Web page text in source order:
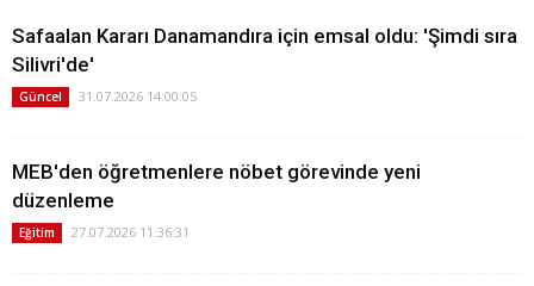
Safaalan Kararı Danamandıra için emsal oldu: 'Şimdi sıra
Silivri'de'
Güncel 31.07.2026 14:00:05
MEB'den öğretmenlere nöbet görevinde yeni
düzenleme
Eğitim 27.07.2026 11:36:31